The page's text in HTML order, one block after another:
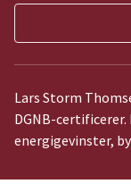
Lars Storm
DGNB-
energigevinster,